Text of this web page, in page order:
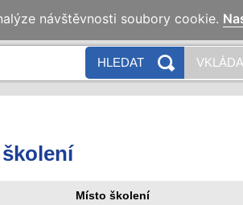
HLEDAT
Místo školení
návštěvnosti soubory cookie.